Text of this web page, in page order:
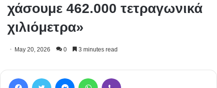
χάσουμε 462.000 τετραγωνικά
χιλιόμετρα»
May 20, 2026 0 3 minutes read